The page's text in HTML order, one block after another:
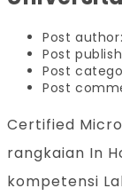
Post
Post
Post
Post
Certified
rangkaian In
kompetensi